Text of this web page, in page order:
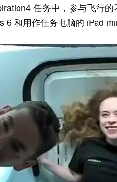
任务中，参与飞行
6 和用作任务电脑的 iPad